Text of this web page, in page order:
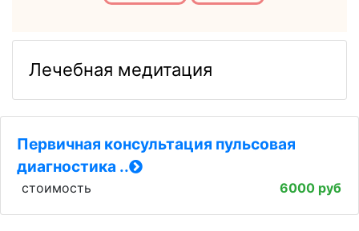
Лечебная медитация
Первичная консультация пульсовая
диагностика ..
стоимость 6000 руб